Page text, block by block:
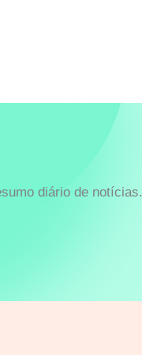
diário de notícias.